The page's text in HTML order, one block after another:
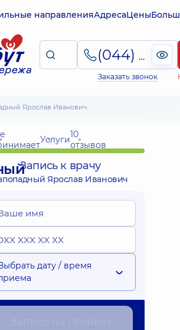
направленияАдресаЦены
(044) 495-2-888
Заказать звонок
Ярослав Иванович
Услуги10
отзывов
/ 5
на основе
Запись к врачу
Ярослав Иванович
дату / время